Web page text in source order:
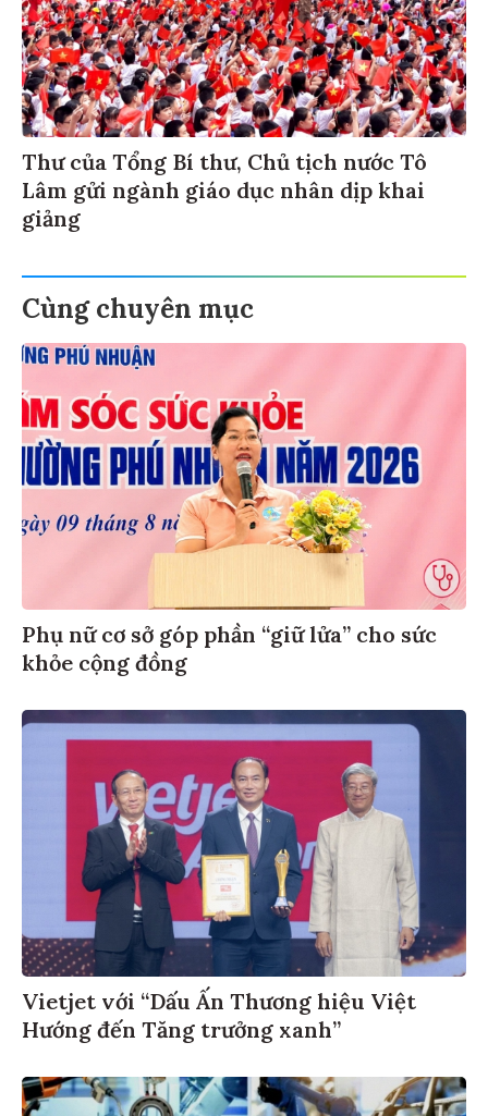
Thư của Tổng Bí thư, Chủ tịch nước Tô
Lâm gửi ngành giáo dục nhân dịp khai
giảng
Cùng chuyên mục
Phụ nữ cơ sở góp phần “giữ lửa” cho sức
khỏe cộng đồng
Vietjet với “Dấu Ấn Thương hiệu Việt
Hướng đến Tăng trưởng xanh”